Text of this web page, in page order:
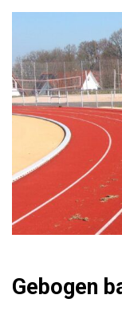
Gebogen
quantity